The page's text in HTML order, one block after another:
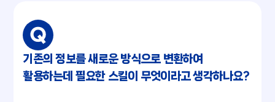
기존의 정보를 새로운 방식으로 변환하여
활용하는데 필요한 스킬이 무엇이라고 생각하나요?